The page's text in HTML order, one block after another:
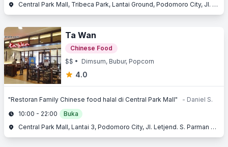
Central Park Mall, Tribeca Park, Lantai Ground, Podomoro City, Jl. Letjend. S. Parman Kav. 28, Slipi, Jakarta Barat, Jakarta
Ta Wan
Chinese Food
$$ • Dimsum, Bubur, Popcorn
4.0
"Restoran Family Chinese food halal di Central Park Mall"
- Daniel S.
10:00 - 22:00
Buka
Central Park Mall, Lantai 3, Podomoro City, Jl. Letjend. S. Parman Kav. 28, Slipi, Jakarta Barat, Jakarta